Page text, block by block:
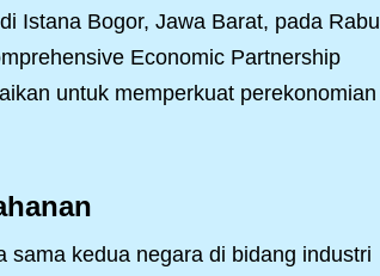
Istana Bogor, Jawa Barat, pada Rabu
Economic Partnership
untuk memperkuat perekonomian
sama kedua negara di bidang industri